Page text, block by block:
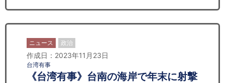
ニュース 政治
作成日：2023年11月23日
台湾有事
《台湾有事》台南の海岸で年末に射撃